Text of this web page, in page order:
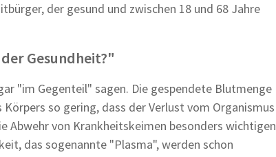
der gesund und zwischen 18 und 68 Jahre
Gesundheit?"
"im Gegenteil" sagen. Die gespendete Blutmenge
so gering, dass der Verlust vom Organismus
Abwehr von Krankheitskeimen besonders wichtigen
das sogenannte "Plasma", werden schon